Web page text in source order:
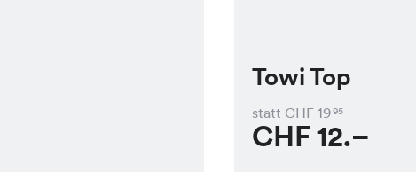
Towi Top
statt CHF 1995
CHF 12.–